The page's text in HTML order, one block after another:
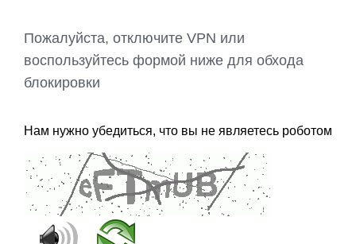
Пожалуйста, отключите VPN или
воспользуйтесь формой ниже для обхода
блокировки
Нам нужно убедиться, что вы не являетесь роботом